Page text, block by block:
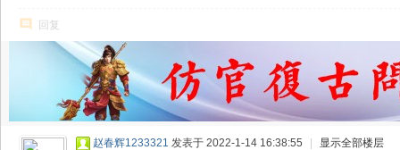
回复
赵春辉1233321 发表于 2022-1-14 16:38:55 显示全部楼层